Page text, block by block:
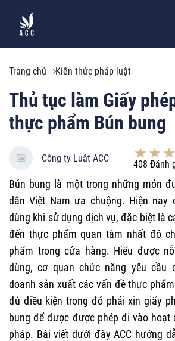
Trang chủ Kiến thức pháp luật
Thủ tục làm Giấy
thực phẩm Bún bung
Công ty Luật ACC
408 Đánh
Bún bung là một trong những món
dân Việt Nam ưa chuộng. Hiện nay
dùng khi sử dụng dịch vụ, đặc biệt là
đến thực phẩm quan tâm nhất đó
phẩm trong cửa hàng. Hiểu được
dùng, cơ quan chức năng yêu cầu
doanh sản xuất các vấn đề thực
đủ điều kiện trong đó phải xingiấy
bung để được được phép đi vào hoạt
pháp. Bài viết dưới đây ACC hướng